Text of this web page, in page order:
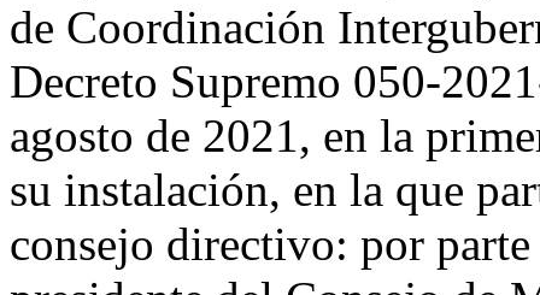
de Coordinación
Decreto Supremo 050-
agosto de 2021, en la
su instalación, en la que
consejo directivo: por